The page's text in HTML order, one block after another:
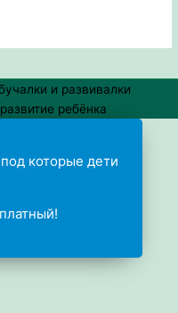
и развивалки
ребёнка
которые дети